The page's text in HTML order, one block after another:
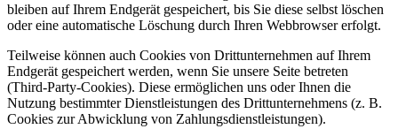
bleiben auf Ihrem Endgerät gespeichert, bis Sie diese selbst löschen
oder eine automatische Löschung durch Ihren Webbrowser erfolgt.
Teilweise können auch Cookies von Drittunternehmen auf Ihrem
Endgerät gespeichert werden, wenn Sie unsere Seite betreten
(Third-Party-Cookies). Diese ermöglichen uns oder Ihnen die
Nutzung bestimmter Dienstleistungen des Drittunternehmens (z. B.
Cookies zur Abwicklung von Zahlungsdienstleistungen).